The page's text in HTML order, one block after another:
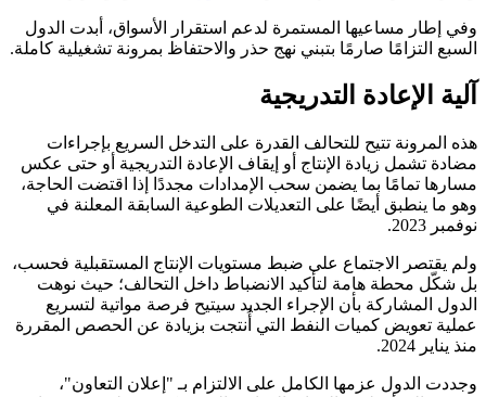
وفي إطار مساعيها المستمرة لدعم استقرار الأسواق، أبدت الدول
السبع التزامًا صارمًا بتبني نهج حذر والاحتفاظ بمرونة تشغيلية كاملة.
آلية الإعادة التدريجية
هذه المرونة تتيح للتحالف القدرة على التدخل السريع بإجراءات
مضادة تشمل زيادة الإنتاج أو إيقاف الإعادة التدريجية أو حتى عكس
مسارها تمامًا بما يضمن سحب الإمدادات مجددًا إذا اقتضت الحاجة،
وهو ما ينطبق أيضًا على التعديلات الطوعية السابقة المعلنة في
نوفمبر 2023.
ولم يقتصر الاجتماع على ضبط مستويات الإنتاج المستقبلية فحسب،
بل شكّل محطة هامة لتأكيد الانضباط داخل التحالف؛ حيث نوهت
الدول المشاركة بأن الإجراء الجديد سيتيح فرصة مواتية لتسريع
عملية تعويض كميات النفط التي أُنتجت بزيادة عن الحصص المقررة
منذ يناير 2024.
وجددت الدول عزمها الكامل على الالتزام بـ "إعلان التعاون"،